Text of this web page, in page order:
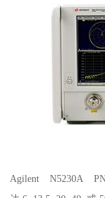
Agilent